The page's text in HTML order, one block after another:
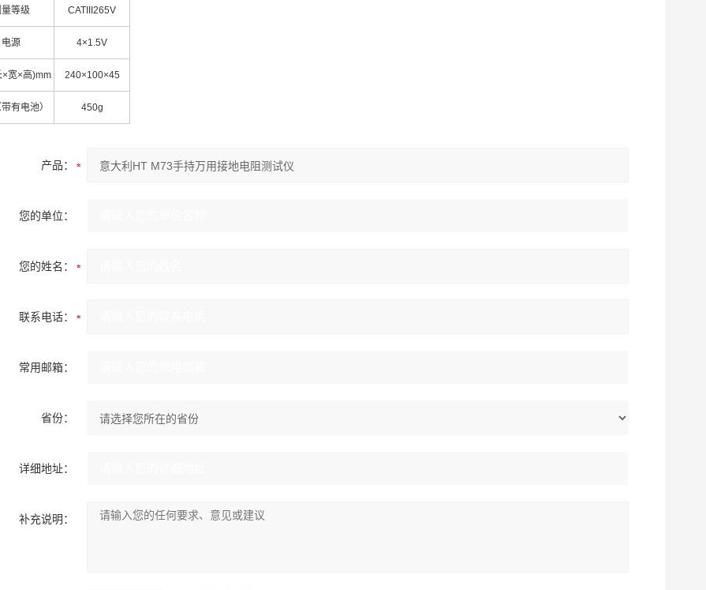
等级 CATIII265V
电源 4×1.5V
×宽×高)mm 240×100×45
有电池） 450g
产品：
您的单位：
您的姓名：
联系电话：
常用邮箱：
省份：
详细地址：
补充说明：